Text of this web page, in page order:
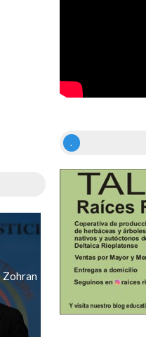
Zohran
.